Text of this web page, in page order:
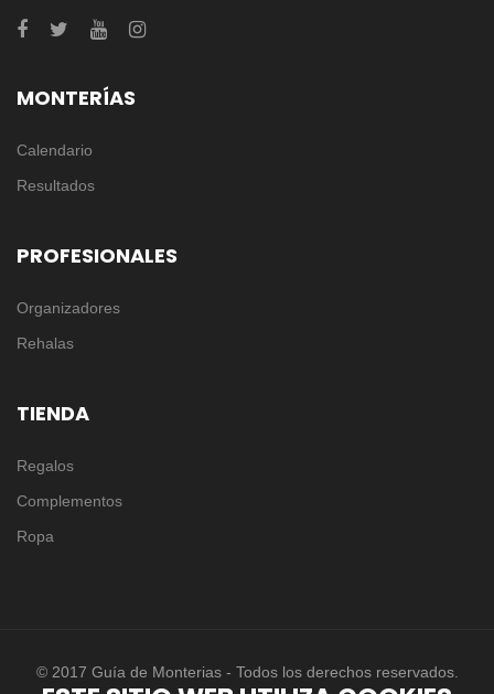
MONTERÍAS
Calendario
Resultados
PROFESIONALES
Organizadores
Rehalas
TIENDA
Regalos
Complementos
Ropa
© 2017 Guía de Monterias - Todos los derechos reservados.